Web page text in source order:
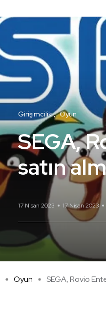
Girişimcilik Oyun
SEGA,
satın
17 Nisan 2023 17 Nisan 2023
Oyun SEGA, Rovio